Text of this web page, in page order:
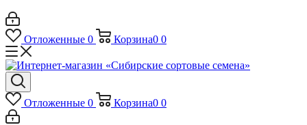
Отложенные 0 Корзина0 0
Отложенные 0 Корзина0 0